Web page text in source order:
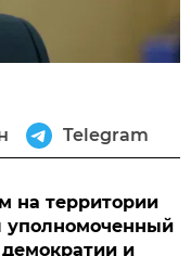
Telegram
на территории
уполномоченный
и